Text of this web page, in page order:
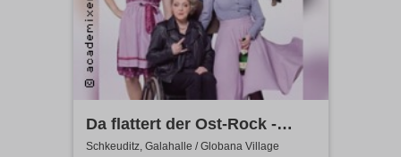
Da flattert der Ost-Rock -
H.Blank, A. Geißler, R.
Schkeuditz, Galahalle / Globana Village